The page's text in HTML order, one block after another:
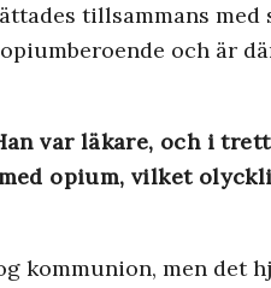
tillsammans med
och är
var läkare, och i
med opium, vilket
kommunion, men det